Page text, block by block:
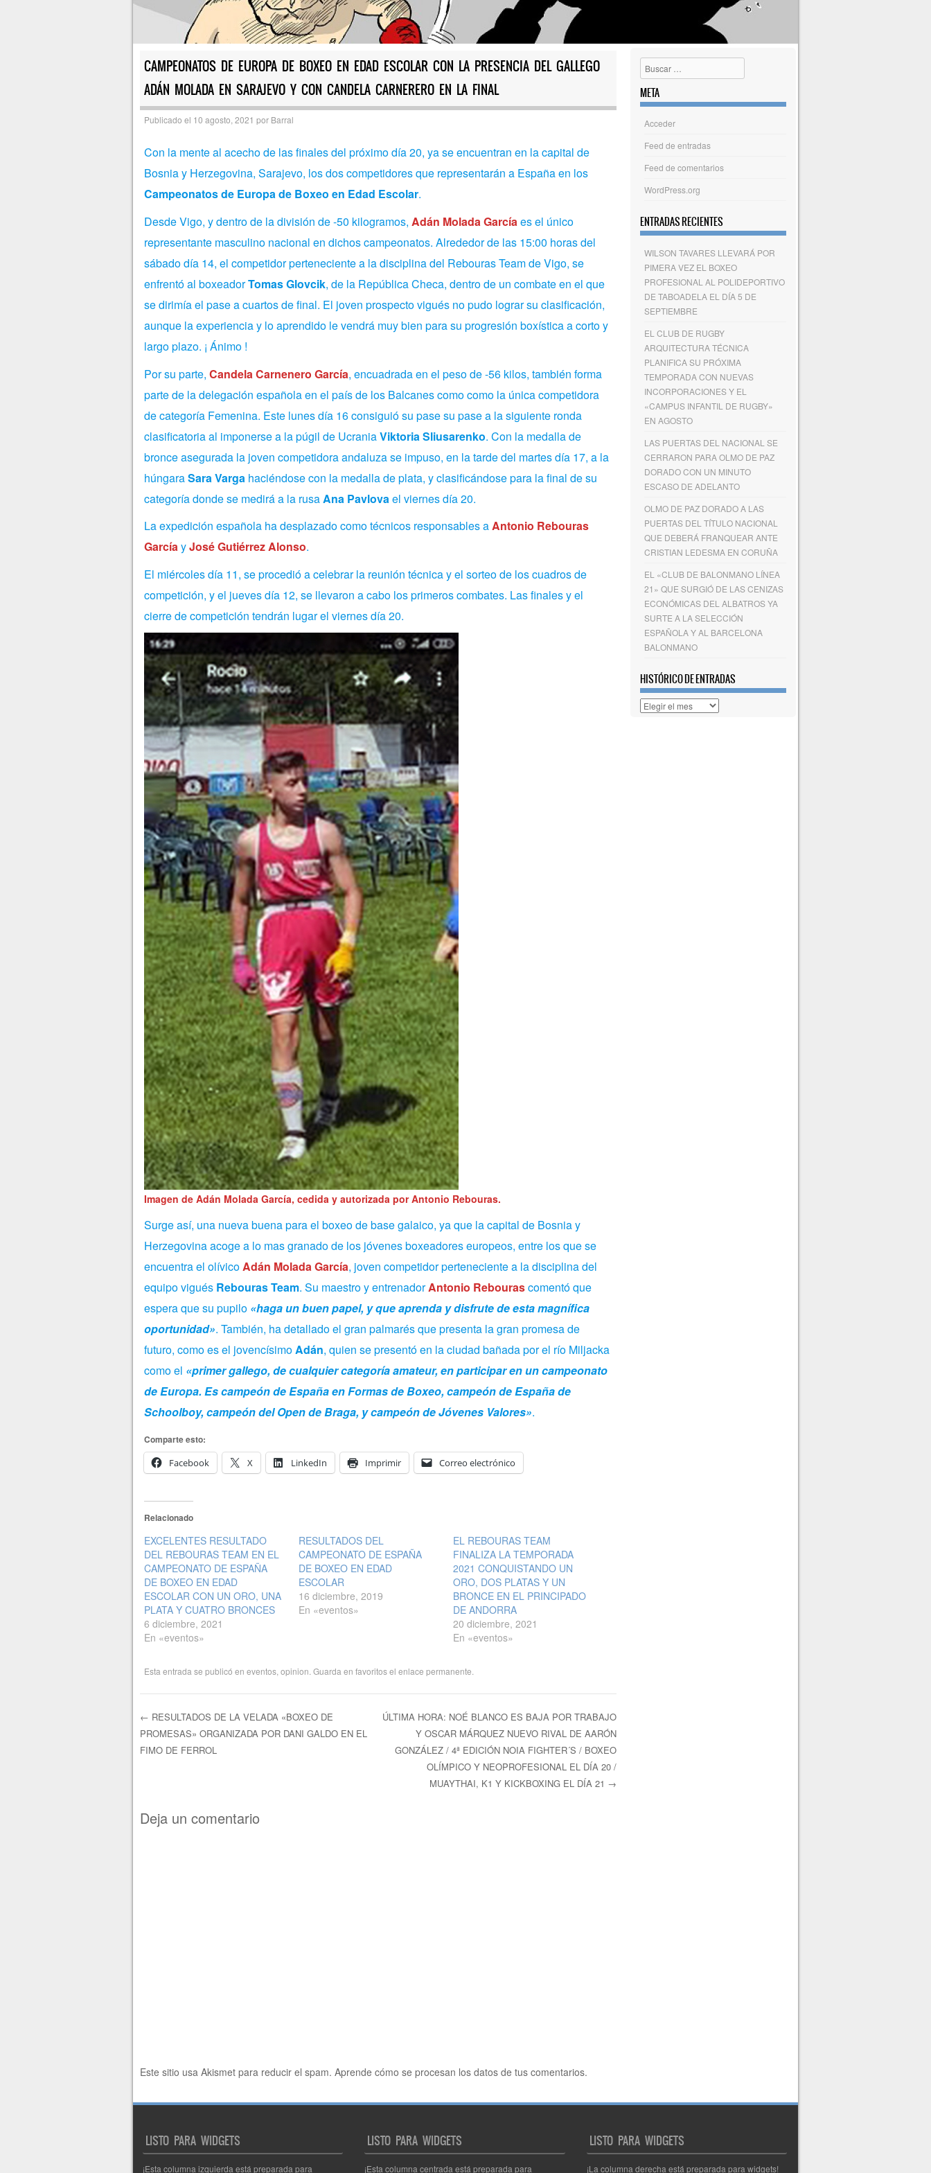
CAMPEONATOS DE EUROPA DE BOXEO EN EDAD ESCOLAR CON LA PRESENCIA DEL GALLEGO
ADÁN MOLADA EN SARAJEVO Y CON CANDELA CARNERERO EN LA FINAL
Publicado el 10 agosto, 2021 por Barral
Con la mente al acecho de las finales del próximo día 20, ya se encuentran en la capital de
Bosnia y Herzegovina, Sarajevo, los dos competidores que representarán a España en los
Campeonatos de Europa de Boxeo en Edad Escolar.
Desde Vigo, y dentro de la división de -50 kilogramos, Adán Molada Garcíaes el único
representante masculino nacional en dichos campeonatos. Alrededor de las 15:00 horasdel
sábado día 14, el competidor perteneciente a la disciplina del Rebouras Team de Vigo, se
enfrentó al boxeadorTomas Glovcik, de la República Checa, dentro de un combate en el que
se dirimía el pase a cuartos de final. El joven prospecto vigués no pudo lograr su clasificación,
aunque la experiencia y lo aprendido le vendrá muy bien para su progresión boxística a corto y
largo plazo. ¡ Ánimo !
Por su parte, Candela Carnenero García, encuadrada en el peso de -56 kilos, también forma
parte de la delegación española en el país de los Balcanes como como la única competidora
de categoría Femenina. Este lunes día 16 consiguió su pase su pase a la siguiente ronda
clasificatoria al imponerse a la púgil de UcraniaViktoria Sliusarenko. Con la medalla de
bronce asegurada la joven competidora andaluza se impuso, en la tarde del martes día 17, a la
húngaraSara Varga haciéndose con la medalla de plata, y clasificándose para la final de su
categoría donde se medirá a la rusa Ana Pavlova el viernes día 20.
La expedición española ha desplazado como técnicos responsables aAntonio Rebouras
GarcíayJosé Gutiérrez Alonso.
El miércoles día 11, se procedió a celebrar la reunión técnica y el sorteo de los cuadros de
competición, y el jueves día 12, se llevaron a cabo los primeros combates. Las finales y el
cierre de competición tendrán lugar el viernes día 20.
Imagen de Adán Molada García, cedida y autorizada por Antonio Rebouras.
Surge así, una nueva buena para el boxeo de base galaico, ya que la capital de Bosnia y
Herzegovina acoge a lo mas granado de los jóvenes boxeadores europeos, entre los que se
encuentra el olívicoAdán Molada García, joven competidor perteneciente a la disciplina del
equipo vigués Rebouras Team. Su maestro y entrenadorAntonio Rebourascomentó que
espera que su pupilo «haga un buen papel, y que aprenda y disfrute de esta magnífica
oportunidad». También, ha detallado el gran palmarés que presenta la gran promesa de
futuro, como es el jovencísimoAdán, quien se presentó en la ciudad bañada por el río Miljacka
como el «primer gallego, de cualquier categoría amateur, en participar en un campeonato
de Europa. Es campeón de España en Formas de Boxeo, campeón de España de
Schoolboy, campeón del Open de Braga, y campeón de Jóvenes Valores».
Comparte esto:
Facebook
X LinkedIn Imprimir Correo electrónico
Relacionado
EXCELENTES RESULTADO
DEL REBOURAS TEAM EN EL
CAMPEONATO DE ESPAÑA
DE BOXEO EN EDAD
ESCOLAR CON UN ORO, UNA
PLATA Y CUATRO BRONCES
6 diciembre, 2021
En «eventos»
RESULTADOS DEL
CAMPEONATO DE ESPAÑA
DE BOXEO EN EDAD
ESCOLAR
16 diciembre, 2019
En «eventos»
EL REBOURAS TEAM
FINALIZA LA TEMPORADA
2021 CONQUISTANDO UN
ORO, DOS PLATAS Y UN
BRONCE EN EL PRINCIPADO
DE ANDORRA
20 diciembre, 2021
En «eventos»
Esta entrada se publicó en eventos, opinion . Guarda en favoritos el enlace permanente
Navegación de entradas
← RESULTADOS DE LA VELADA «BOXEO DE
PROMESAS» ORGANIZADA POR DANI GALDO EN EL
FIMO DE FERROL
ÚLTIMA HORA: NOÉ BLANCO ES BAJA POR TRABAJO
Y OSCAR MÁRQUEZ NUEVO RIVAL DE AARÓN
GONZÁLEZ / 4ª EDICIÓN NOIA FIGHTER´S / BOXEO
OLÍMPICO Y NEOPROFESIONAL EL DÍA 20 /
MUAYTHAI, K1 Y KICKBOXING EL DÍA 21 →
Deja un comentario
Este sitio usa Akismet para reducir el spam. Aprende cómo se procesan los datos de tus comentarios.
Buscar
META
Acceder
Feed de entradas
Feed de comentarios
WordPress.org
ENTRADAS RECIENTES
WILSON TAVARES LLEVARÁ POR
PIMERA VEZ EL BOXEO
PROFESIONAL AL POLIDEPORTIVO
DE TABOADELA EL DÍA 5 DE
SEPTIEMBRE
EL CLUB DE RUGBY
ARQUITECTURA TÉCNICA
PLANIFICA SU PRÓXIMA
TEMPORADA CON NUEVAS
INCORPORACIONES Y EL
«CAMPUS INFANTIL DE RUGBY»
EN AGOSTO
LAS PUERTAS DEL NACIONAL SE
CERRARON PARA OLMO DE PAZ
DORADO CON UN MINUTO
ESCASO DE ADELANTO
OLMO DE PAZ DORADO A LAS
PUERTAS DEL TÍTULO NACIONAL
QUE DEBERÁ FRANQUEAR ANTE
CRISTIAN LEDESMA EN CORUÑA
EL «CLUB DE BALONMANO LÍNEA
21» QUE SURGIÓ DE LAS CENIZAS
ECONÓMICAS DEL ALBATROS YA
SURTE A LA SELECCIÓN
ESPAÑOLA Y AL BARCELONA
BALONMANO
HISTÓRICO DE ENTRADAS
Histórico
LISTO PARA WIDGETS
¡Esta columna izquierda está preparada para
LISTO PARA WIDGETS
¡Esta columna centrada está preparada para
LISTO PARA WIDGETS
¡La columna derecha está preparada para widgets!